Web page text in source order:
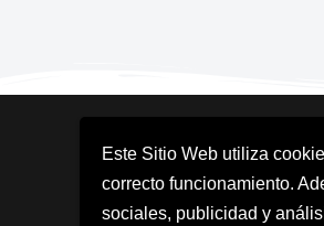
Este Sitio Web utiliza
correcto funcionamiento.
sociales, publicidad y